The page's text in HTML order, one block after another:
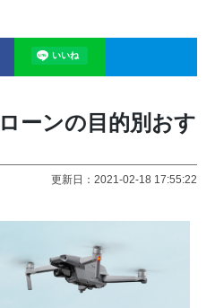
ーンの目的別おす
更新日：2021-02-18 17:55:22